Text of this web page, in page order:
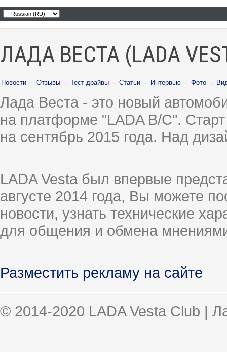
ЛАДА ВЕСТА (LADA
Новости · Отзывы · Тест-драйвы · Статьи · Интервью · Фото ·
Лада Веста - это новый
на платформе "LADA B/C".
на сентябрь 2015 года. Над
LADA Vesta был впервые
августе 2014 года, Вы можете
новости, узнать технические
для общения и обмена
Разместить рекламу на сайте
© 2014-2020 LADA Vesta Club |